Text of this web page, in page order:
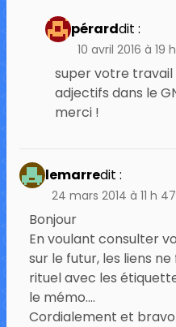
pérarddit :
10 avril 2016 à 19
super votre travail
adjectifs dans le
merci !
lemarredit :
24 mars 2014 à 11 h
Bonjour
En voulant consulter
sur le futur, les liens
rituel avec les
le mémo….
Cordialement et